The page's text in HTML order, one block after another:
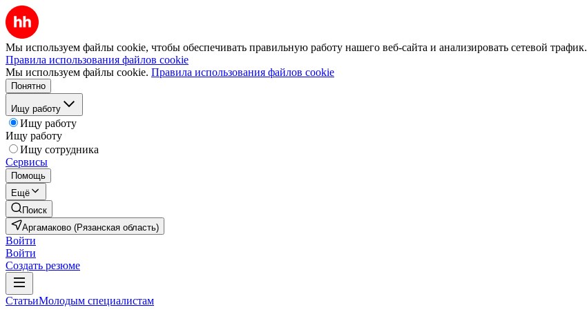
Мы используем файлы cookie, чтобы обеспечивать правильную работу нашего веб-сайта и анализировать сетевой трафик.
Правила использования файлов cookie
Мы используем файлы cookie. Правила использования файлов cookie
Понятно
Ищу работу
Ищу работу
Ищу работу
Ищу сотрудника
Сервисы
Помощь
Ещё
Поиск
Аргамаково (Рязанская область)
Войти
Войти
Создать резюме
СтатьиМолодым специалистам